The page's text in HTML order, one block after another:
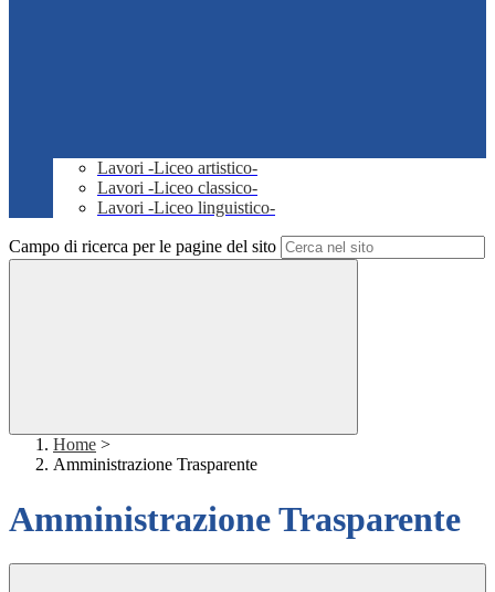
Lavori -Liceo artistico-
Lavori -Liceo classico-
Lavori -Liceo linguistico-
Campo di ricerca per le pagine del sito
Home >
Amministrazione Trasparente
Amministrazione Trasparente